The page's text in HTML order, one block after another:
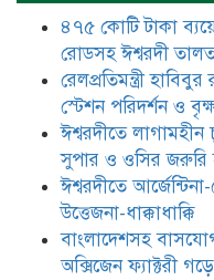
৪৭৫ কোটি টাকা ব্যয়ে
রোডসহ ঈশ্বরদী
রেলপ্রতিমন্ত্রী
স্টেশন পরিদর্শন ও
ঈশ্বরদীতে
সুপার ও ওসির জরুরি
ঈশ্বরদীতে
উত্তেজনা-ধাক্কাধাক্কি
বাংলাদেশসহ
অক্সিজেন ফ্যাক্টরী